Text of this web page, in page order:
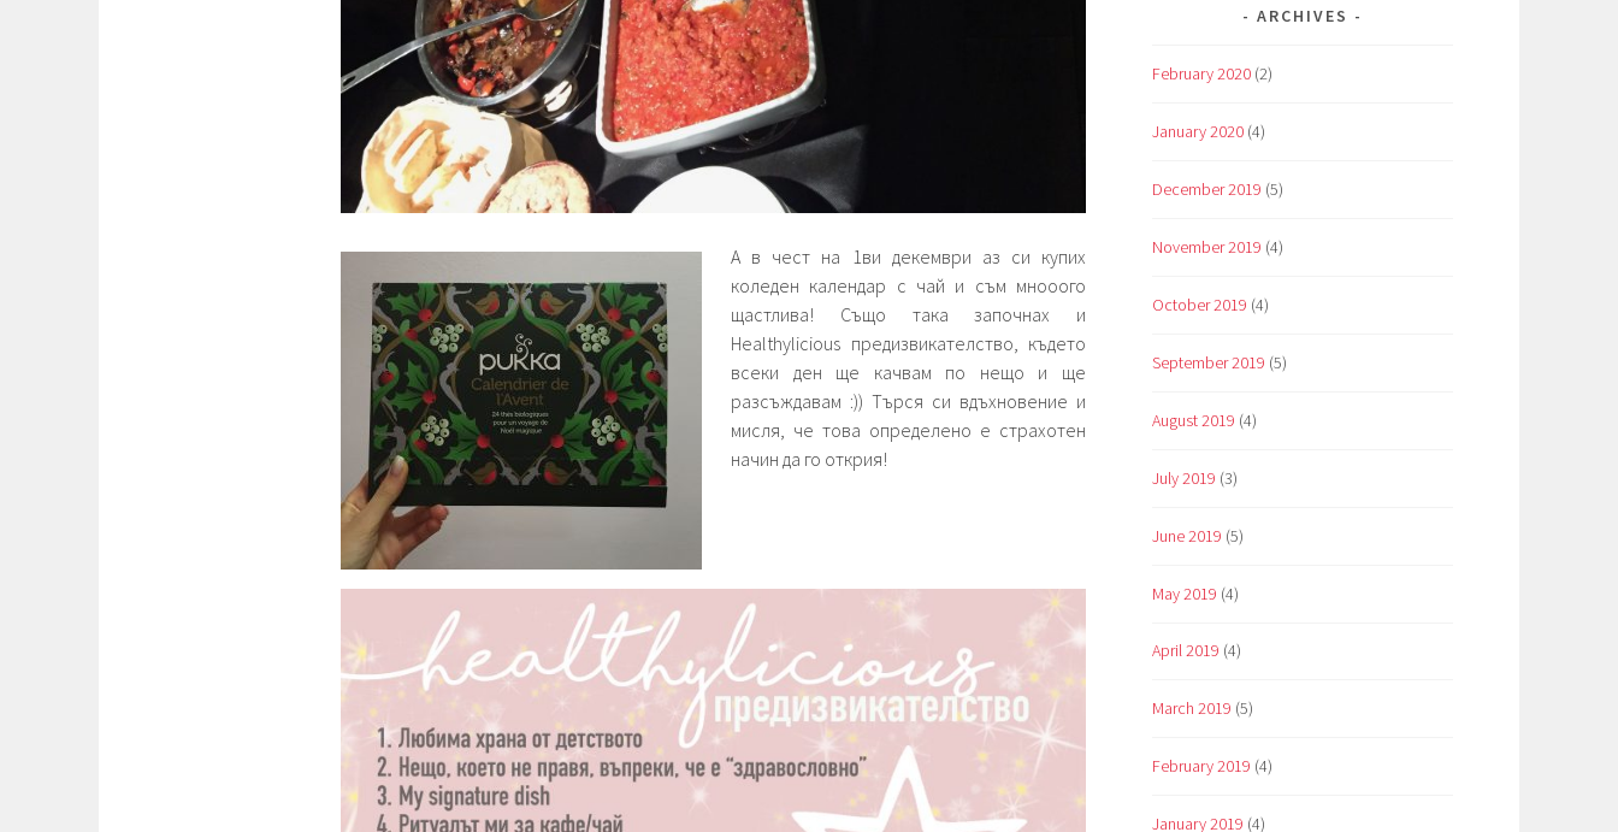
А в чест на 1ви декември аз си купих
коледен календар с чай и съм мнооого
щастлива! Също така започнах и
Healthylicious предизвикателство, където
всеки ден ще качвам по нещо и ще
разсъждавам :)) Търся си вдъхновение и
мисля, че това определено е страхотен
начин да го открия!
ARCHIVES
February 2020 (2)
January 2020 (4)
December 2019 (5)
November 2019 (4)
October 2019 (4)
September 2019 (5)
August 2019 (4)
July 2019 (3)
June 2019 (5)
May 2019 (4)
April 2019 (4)
March 2019 (5)
February 2019 (4)
January 2019 (4)